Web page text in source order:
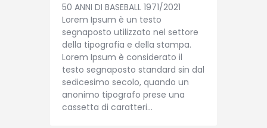
50 ANNI DI BASEBALL 1971/2021
Lorem Ipsum è un testo
segnaposto utilizzato nel settore
della tipografia e della stampa.
Lorem Ipsum è considerato il
testo segnaposto standard sin dal
sedicesimo secolo, quando un
anonimo tipografo prese una
cassetta di caratteri…